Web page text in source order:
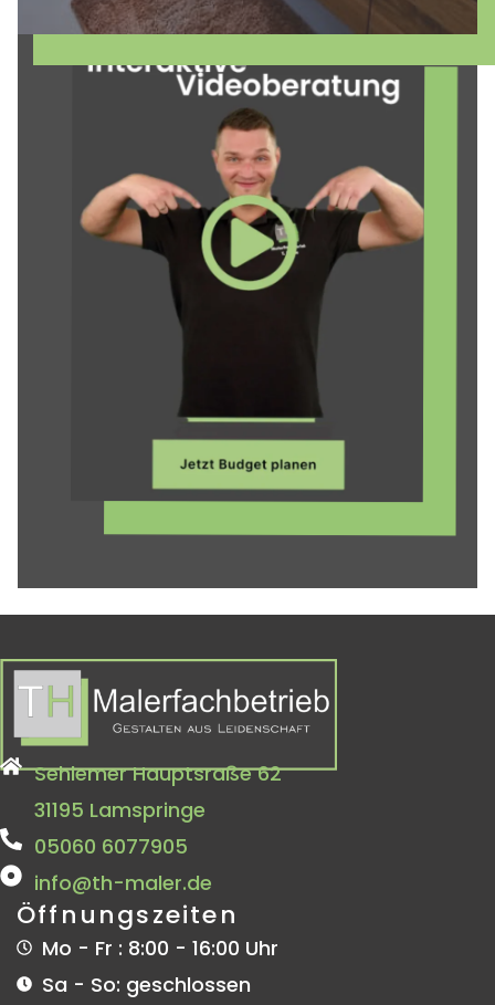
Sehlemer Hauptsraße 62
31195 Lamspringe
05060 6077905
info@th-maler.de
Öffnungszeiten
Mo - Fr : 8:00 - 16:00 Uhr
Sa - So: geschlossen